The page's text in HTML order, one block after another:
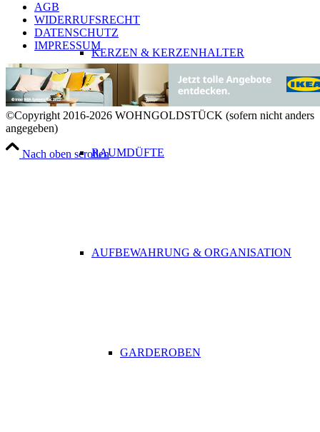
KERZEN & KERZENHALTER
RAUMDÜFTE
AUFBEWAHRUNG & ORGANISATION
GARDEROBEN
AGB
WIDERRUFSRECHT
DATENSCHUTZ
IMPRESSUM
©Copyright 2016-2026 WOHNGOLDSTÜCK (sofern nicht anders
angegeben)
Nach oben scrollen